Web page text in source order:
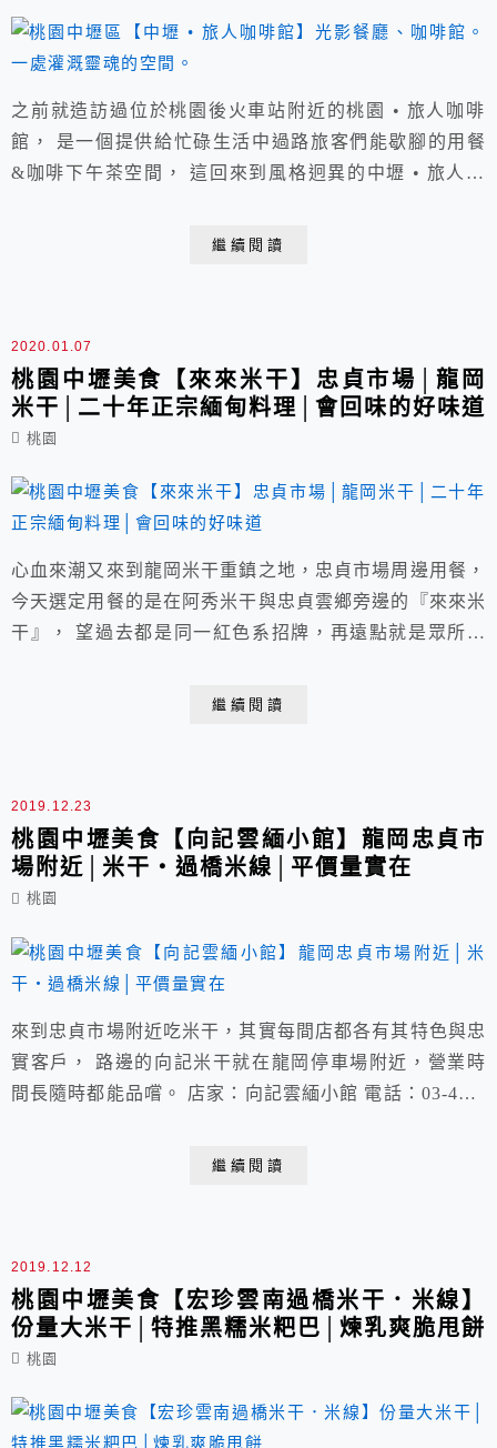
之前就造訪過位於桃園後火車站附近的桃園 • 旅人咖啡
館， 是一個提供給忙碌生活中過路旅客們能歇腳的用餐
&咖啡下午茶空間， 這回來到風格迥異的中壢 • 旅人咖
繼續閱讀
2020.01.07
桃園中壢美食【來來米干】忠貞市場│龍岡
米干│二十年正宗緬甸料理│會回味的好味道
桃園
心血來潮又來到龍岡米干重鎮之地，忠貞市場周邊用餐，
今天選定用餐的是在阿秀米干與忠貞雲鄉旁邊的『來來米
干』， 望過去都是同一紅色系招牌，再遠點就是眾所皆
緬小吃，開車來也方便。 店家：來來米干 電話：03-456-
繼續閱讀
2019.12.23
桃園中壢美食【向記雲緬小館】龍岡忠貞市
場附近│米干‧過橋米線│平價量實在
桃園
來到忠貞市場附近吃米干，其實每間店都各有其特色與忠
實客戶， 路邊的向記米干就在龍岡停車場附近，營業時
間長隨時都能品嚐。 店家：向記雲緬小館 電話：03-437-
團請點我 地址：桃園市中壢區龍平里龍東路114號 (附近
繼續閱讀
2019.12.12
桃園中壢美食【宏珍雲南過橋米干．米線】
份量大米干│特推黑糯米粑巴│煉乳爽脆甩餅
桃園